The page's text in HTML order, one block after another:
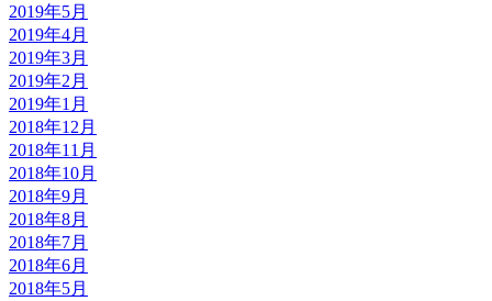
2019年5月
2019年4月
2019年3月
2019年2月
2019年1月
2018年12月
2018年11月
2018年10月
2018年9月
2018年8月
2018年7月
2018年6月
2018年5月